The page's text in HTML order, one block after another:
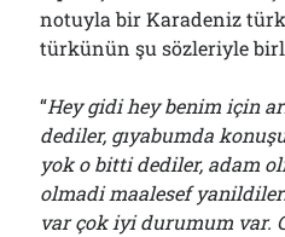
notuyla bir Karadeniz
türkünün şu sözleriyle
“Hey gidi hey benim için
dediler, gıyabumda
yok o bitti dediler, adam
olmadi maalesef
var çok iyi durumum var.